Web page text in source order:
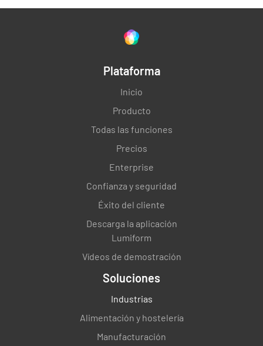
Evaluación de los analistas
calificado para realizar el análisis?
El analista tiene experiencia en el análisis
NO.
Plataforma
Inicio
Producto
Todas las funciones
Precios
Enterprise
Confianza y seguridad
Éxito del cliente
Descarga la aplicación
Lumiform
Vídeos de demostración
Soluciones
Industrias
Alimentación y hostelería
Manufacturación